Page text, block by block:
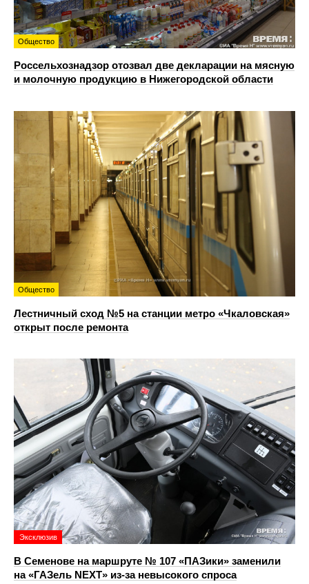
Общество
Россельхознадзор отозвал две декларации на мясную
и молочную продукцию в Нижегородской области
Общество
Лестничный сход №5 на станции метро «Чкаловская»
открыт после ремонта
Эксклюзив
В Семенове на маршруте № 107 «ПАЗики» заменили
на «ГАЗель NEXT» из‑за невысокого спроса